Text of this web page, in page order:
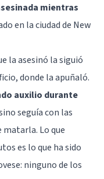
mientras
en la ciudad de New
la asesinó la siguió
donde la apuñaló.
auxilio durante
seguía con las
matarla. Lo que
es lo que ha sido
ninguno de los